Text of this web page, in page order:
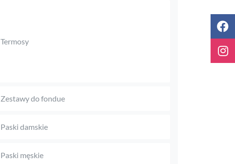
Termosy
Zestawy do fondue
Paski damskie
Paski męskie